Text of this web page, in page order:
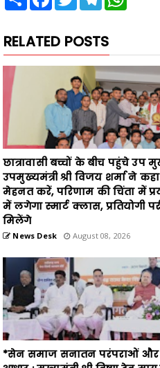
छात्रावासी बच्चों के बीच पहुंचे उप
उपमुख्यमंत्री श्री विजय शर्मा ने
मेहनत करें, परिणाम की चिंता में
में लगेगा स्मार्ट क्लास, प्रतियोगी
मिलेंगे
News Desk August 08, 2026
*सेन समाज सनातन परंपराओं
आधार : मुख्यमंत्री श्री विष्णु देव
नाम पर नया रायपुर में होगा
Asal baat August 08, 2026